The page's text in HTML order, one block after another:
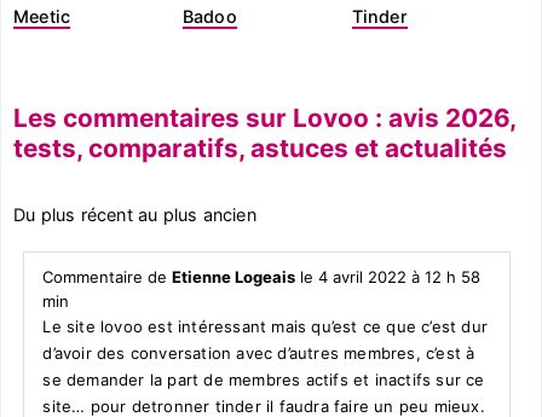
Meetic Badoo Tinder
Les commentaires sur Lovoo : avis 2026,
tests, comparatifs, astuces et actualités
Du plus récent au plus ancien
Commentaire deEtienne Logeais le 4 avril 2022 à 12 h 58
min
Le site lovoo est intéressant mais qu’est ce que c’est dur
d’avoir des conversation avec d’autres membres, c’est à
se demander la part de membres actifs et inactifs sur ce
site… pour detronner tinder il faudra faire un peu mieux.